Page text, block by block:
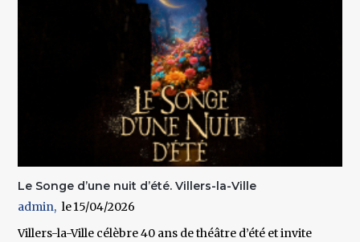
Le Songe d’une nuit d’été. Villers-la-Ville
admin
15/04/2026
Villers-la-Ville célèbre 40 ans de théâtre d’été et invite